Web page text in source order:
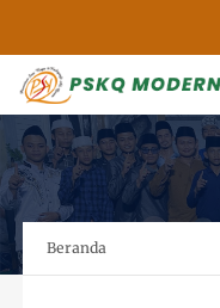
Beranda